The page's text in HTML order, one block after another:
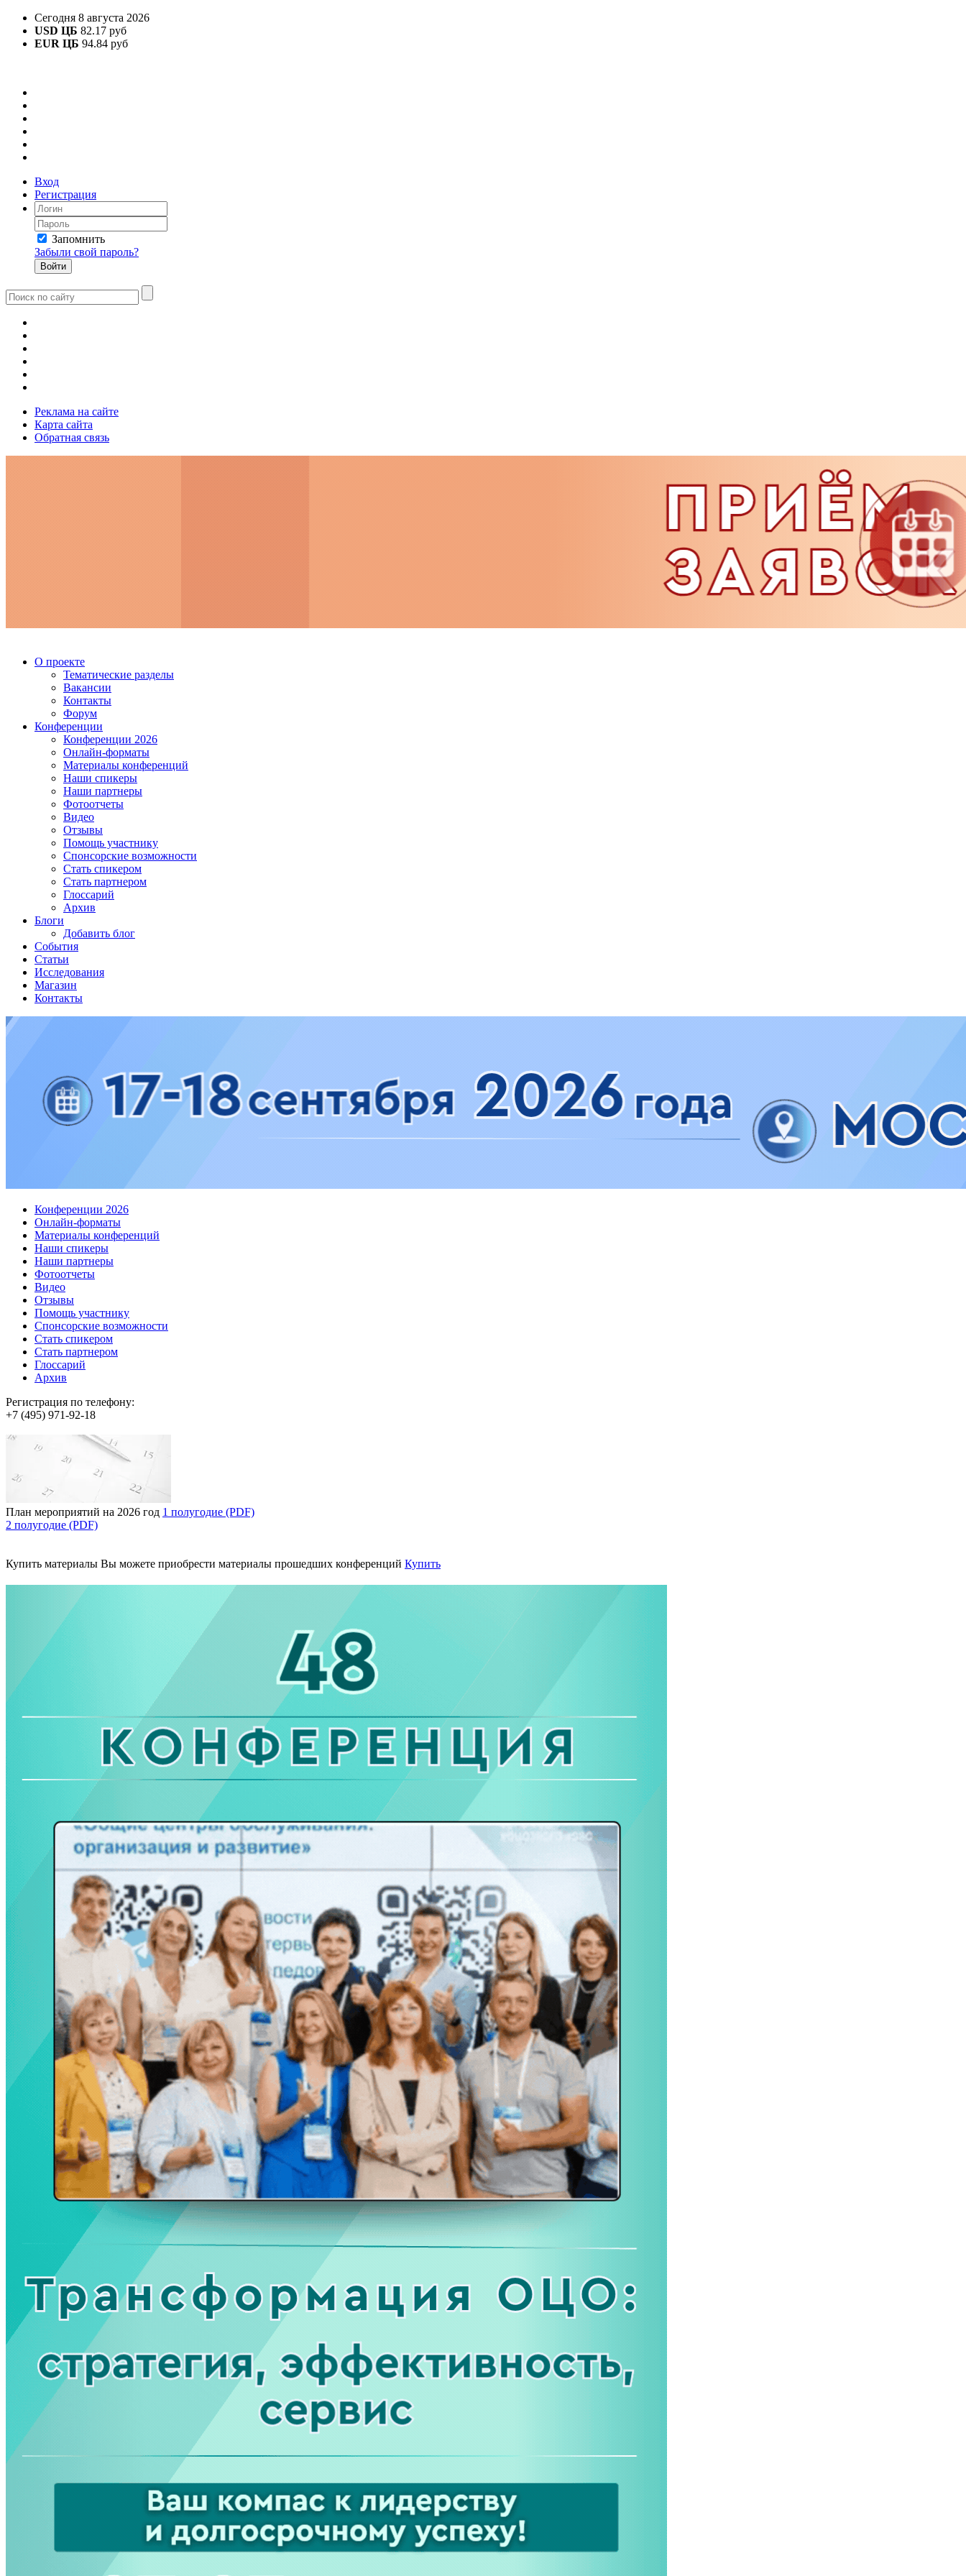
Сегодня 8 августа 2026
USD ЦБ 82.17 руб
EUR ЦБ 94.84 руб
Вход
Регистрация
Запомнить
Забыли свой пароль?
Реклама на сайте
Карта сайта
Обратная связь
О проекте
Тематические разделы
Вакансии
Контакты
Форум
Конференции
Конференции 2026
Онлайн-форматы
Материалы конференций
Наши спикеры
Наши партнеры
Фотоотчеты
Видео
Отзывы
Помощь участнику
Спонсорские возможности
Стать спикером
Стать партнером
Глоссарий
Архив
Блоги
Добавить блог
События
Статьи
Исследования
Магазин
Контакты
Конференции 2026
Онлайн-форматы
Материалы конференций
Наши спикеры
Наши партнеры
Фотоотчеты
Видео
Отзывы
Помощь участнику
Спонсорские возможности
Стать спикером
Стать партнером
Глоссарий
Архив
Регистрация по телефону:
+7 (495) 971-92-18
План мероприятий на 2026 год 1 полугодие (PDF)
2 полугодие (PDF)
Купить материалы Вы можете приобрести материалы прошедших конференций Купить